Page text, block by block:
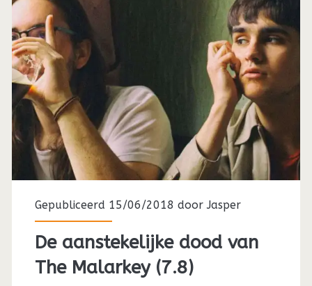
Gepubliceerd 15/06/2018 doorJasper
De aanstekelijke dood van
The Malarkey (7.8)